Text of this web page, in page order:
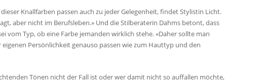
Knallfarben passen auch zu jeder Gelegenheit, findet Stylistin Licht.
aber nicht im Berufsleben.» Und die Stilberaterin Dahms betont, dass
vom Typ, ob eine Farbe jemanden wirklich stehe. «Daher sollte man
eigenen Persönlichkeit genauso passen wie zum Hauttyp und den
Tönen nicht der Fall ist oder wer damit nicht so auffallen möchte,